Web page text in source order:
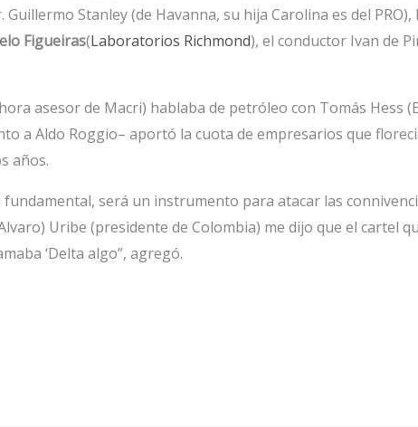
Stanley (de Havanna, su hija Carolina es del
Figueiras(Laboratorios Richmond), el conductor Ivan de
asesor de Macri) hablaba de petróleo con Tomás Hess
a Aldo Roggio– aportó la cuota de empresarios que
años.
será un instrumento para atacar las
Uribe (presidente de Colombia) me dijo que el cartel
‘Delta algo”, agregó.